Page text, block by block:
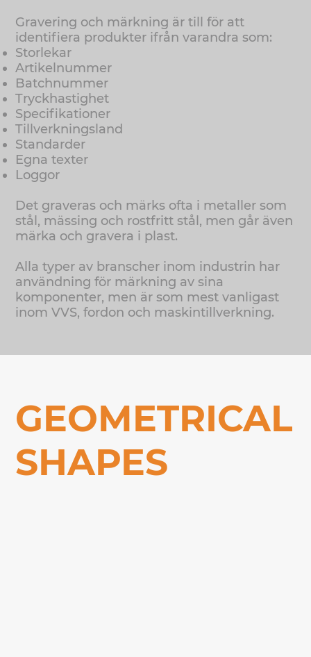
GEOMETRICAL
SHAPES
Gravering och märkning är till för att
identifiera produkter ifrån varandra som:
Storlekar
Artikelnummer
Batchnummer
Tryckhastighet
Specifikationer
Tillverkningsland
Standarder
Egna texter
Loggor
Det graveras och märks ofta i metaller som
stål, mässing och rostfritt stål, men går även
märka och gravera i plast.
Alla typer av branscher inom industrin har
användning för märkning av sina
komponenter, men är som mest vanligast
inom VVS, fordon och maskintillverkning.